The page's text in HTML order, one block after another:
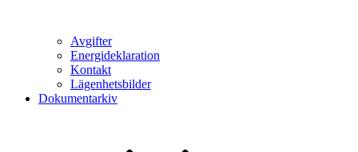
Avgifter
Energideklaration
Kontakt
Lägenhetsbilder
Dokumentarkiv